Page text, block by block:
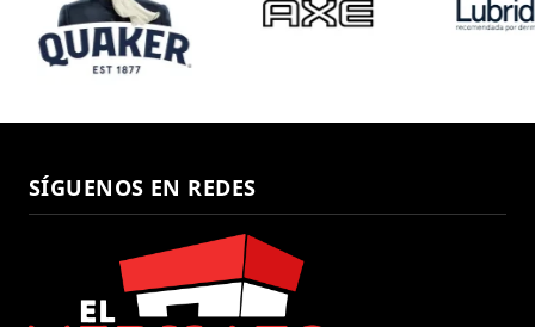
SÍGUENOS EN REDES